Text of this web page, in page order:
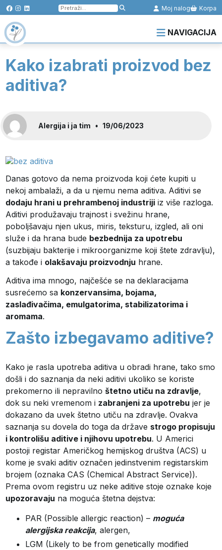
Pretraga
za:
Moj nalog Korpa
NAVIGACIJA
Kako izabrati proizvod bez
aditiva?
Alergija i ja tim •19/06/2023
Danas gotovo da nema proizvoda koji ćete kupiti u
nekoj ambalaži, a da u njemu nema aditiva. Aditivi se
dodaju hrani u prehrambenoj industriji iz više razloga.
Aditivi produžavaju trajnost i svežinu hrane,
poboljšavaju njen ukus, miris, teksturu, izgled, ali oni
služe i da hrana bude bezbednija za upotrebu
(suzbijaju bakterije i mikroorganizme koji štete zdravlju),
a takođe i olakšavaju proizvodnju hrane.
Aditiva ima mnogo, najčešće se na deklaracijama
susrećemo sa konzervansima, bojama,
zaslađivačima, emulgatorima, stabilizatorima i
aromama.
Zašto izbegavamo aditive?
Kako je rasla upotreba aditiva u obradi hrane, tako smo
došli i do saznanja da neki aditivi ukoliko se koriste
prekomerno ili nepravilnoštetno utiču na zdravlje,
dok su neki vremenom i zabranjeni za upotrebu jer je
dokazano da uvek štetno utiču na zdravlje. Ovakva
saznanja su dovela do toga da države strogo propisuju
i kontrolišu aditive i njihovu upotrebu. U Americi
postoji registar Američkog hemijskog društva (ACS) u
kome je svaki aditiv označen jedinstvenim registarskim
brojem (oznaka CAS (Chemical Abstract Service)).
Prema ovom registru uz neke aditive stoje oznake koje
upozoravaju na moguća štetna dejstva:
PAR (Possible allergic reaction) – moguća
alergijska reakcija, alergen,
LGM (Likely to be from genetically modified